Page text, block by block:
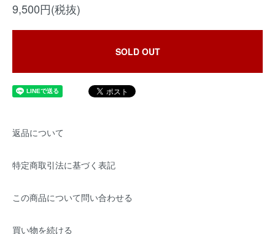
9,500円(税抜)
SOLD OUT
返品について
特定商取引法に基づく表記
この商品について問い合わせる
買い物を続ける